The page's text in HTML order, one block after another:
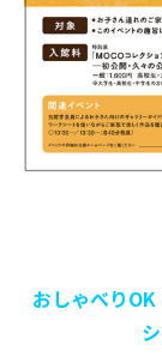
おしゃべり